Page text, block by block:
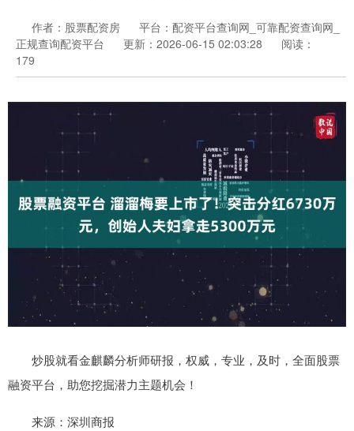
作者：股票配资房
平台：配资平台查询网_可靠配资查询网_
正规查询配资平台
更新：2026-06-15 02:03:28
阅读：
179
炒股就看金麒麟分析师研报，权威，专业，及时，全面股票
融资平台，助您挖掘潜力主题机会！
来源：深圳商报